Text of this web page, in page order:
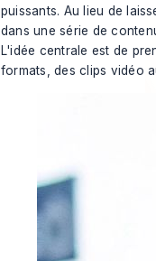
puissants. Au lieu de
dans une série de
L'idée centrale est de
formats, des clips vidéo